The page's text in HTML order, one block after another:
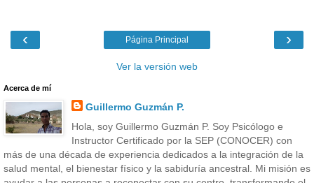
‹ ›
Página Principal
Ver la versión web
Acerca de mí
Guillermo Guzmán P.
Hola, soy Guillermo Guzmán P. Soy Psicólogo e
Instructor Certificado por la SEP (CONOCER) con
más de una década de experiencia dedicados a la integración de la
salud mental, el bienestar físico y la sabiduría ancestral. Mi misión es